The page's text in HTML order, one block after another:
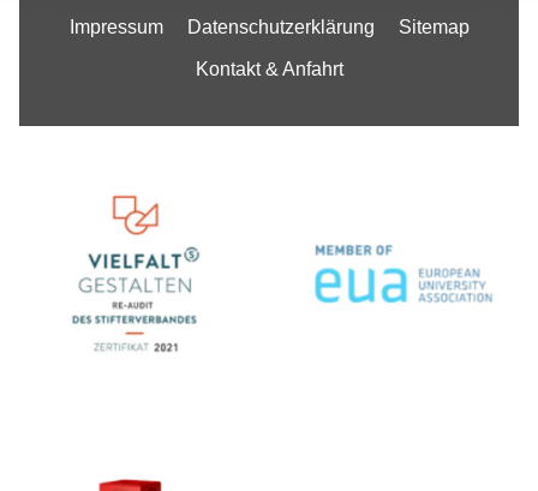
Impressum Datenschutzerklärung Sitemap
Kontakt & Anfahrt